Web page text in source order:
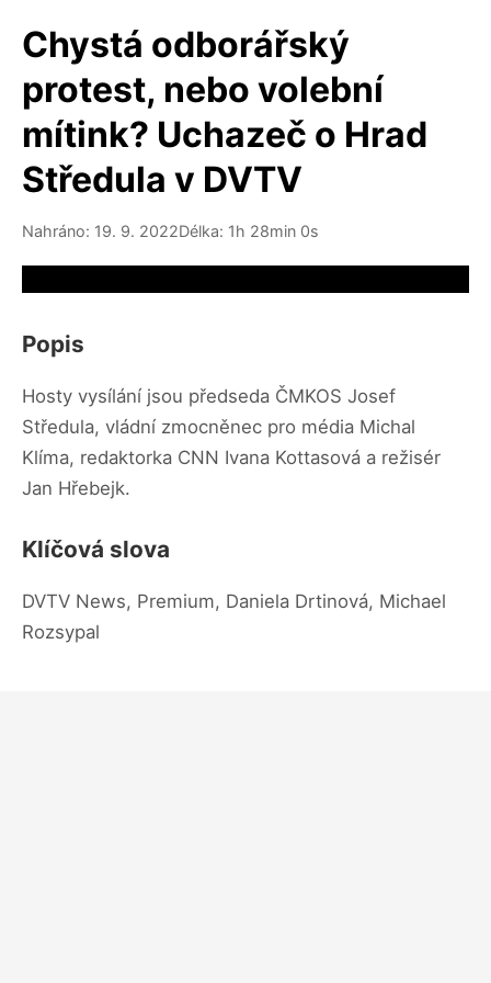
Chystá odborářský
protest, nebo volební
mítink? Uchazeč o Hrad
Středula v DVTV
Nahráno: 19. 9. 2022Délka: 1h 28min 0s
Popis
Hosty vysílání jsou předseda ČMKOS Josef
Středula, vládní zmocněnec pro média Michal
Klíma, redaktorka CNN Ivana Kottasová a režisér
Jan Hřebejk.
Klíčová slova
DVTV News, Premium, Daniela Drtinová, Michael
Rozsypal